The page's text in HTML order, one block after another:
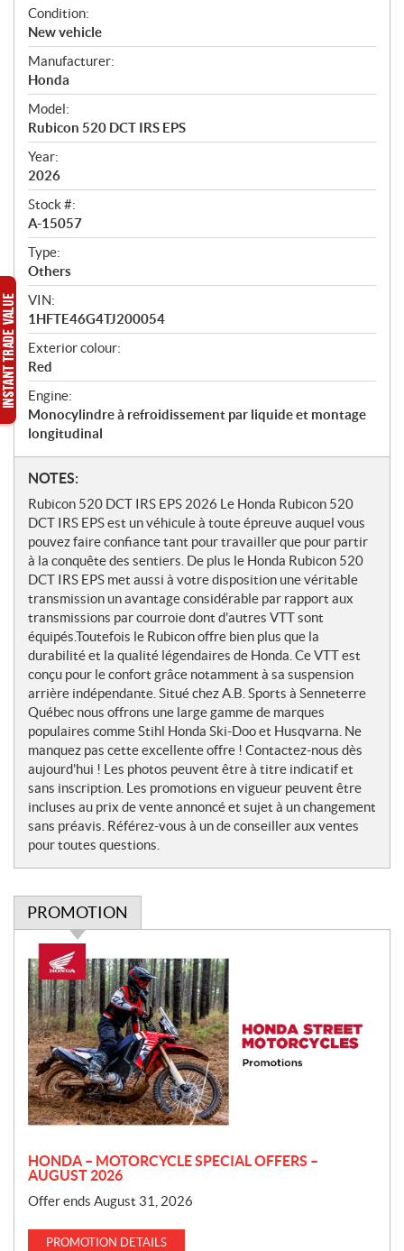
O
v
e
r
v
i
e
w
Condition:
New vehicle
Manufacturer:
Honda
Model:
Rubicon 520 DCT IRS EPS
Year:
2026
Stock #:
A-15057
Type:
Others
VIN:
1HFTE46G4TJ200054
Exterior colour:
Red
Engine:
Monocylindre à refroidissement par liquide et montage
longitudinal
N
o
t
e
s
NOTES:
Rubicon 520 DCT IRS EPS 2026 Le Honda Rubicon 520
DCT IRS EPS est un véhicule à toute épreuve auquel vous
pouvez faire confiance tant pour travailler que pour partir
à la conquête des sentiers. De plus le Honda Rubicon 520
DCT IRS EPS met aussi à votre disposition une véritable
transmission un avantage considérable par rapport aux
transmissions par courroie dont d’autres VTT sont
équipés.Toutefois le Rubicon offre bien plus que la
durabilité et la qualité légendaires de Honda. Ce VTT est
conçu pour le confort grâce notamment à sa suspension
arrière indépendante. Situé chez A.B. Sports à Senneterre
Québec nous offrons une large gamme de marques
populaires comme Stihl Honda Ski-Doo et Husqvarna. Ne
manquez pas cette excellente offre ! Contactez-nous dès
aujourd'hui ! Les photos peuvent être à titre indicatif et
sans inscription. Les promotions en vigueur peuvent être
incluses au prix de vente annoncé et sujet à un changement
sans préavis. Référez-vous à un de conseiller aux ventes
pour toutes questions.
PROMOTION
P
r
o
m
o
t
i
o
n
HONDA – MOTORCYCLE SPECIAL OFFERS –
AUGUST 2026
Offer ends August 31, 2026
PROMOTION DETAILS